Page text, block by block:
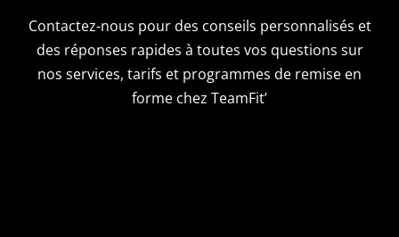
Contactez-nous pour des conseils personnalisés et
des réponses rapides à toutes vos questions sur
nos services, tarifs et programmes de remise en
forme chez TeamFit’